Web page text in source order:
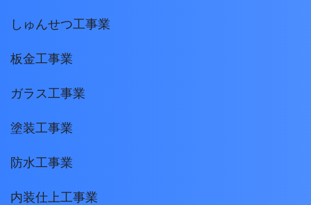
しゅんせつ工事業
板金工事業
ガラス工事業
塗装工事業
防水工事業
内装仕上工事業